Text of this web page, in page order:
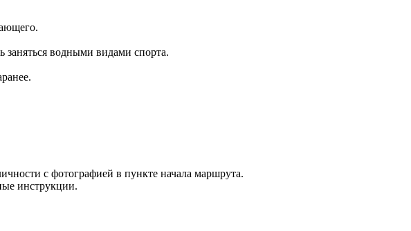
водными видами спорта.
с фотографией в пункте начала маршрута.
инструкции.